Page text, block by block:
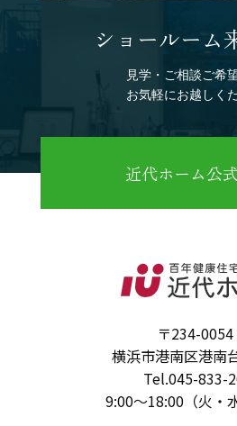
ショールーム
見学・ご相談ご希
お気軽にお越しく
近代ホーム公
〒234-0054
横浜市港南区港南
Tel.045-833-
9:00～18:00（火・